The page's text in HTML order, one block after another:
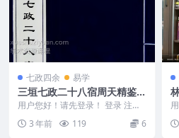
七政四余 易学
三垣七政二十八宿周天精鉴
（古本）
用户您好！请先登录！ 登录 注册
三垣七政二十八宿周天精鉴（古
本） 内容不是很清...
3 年前 119 6